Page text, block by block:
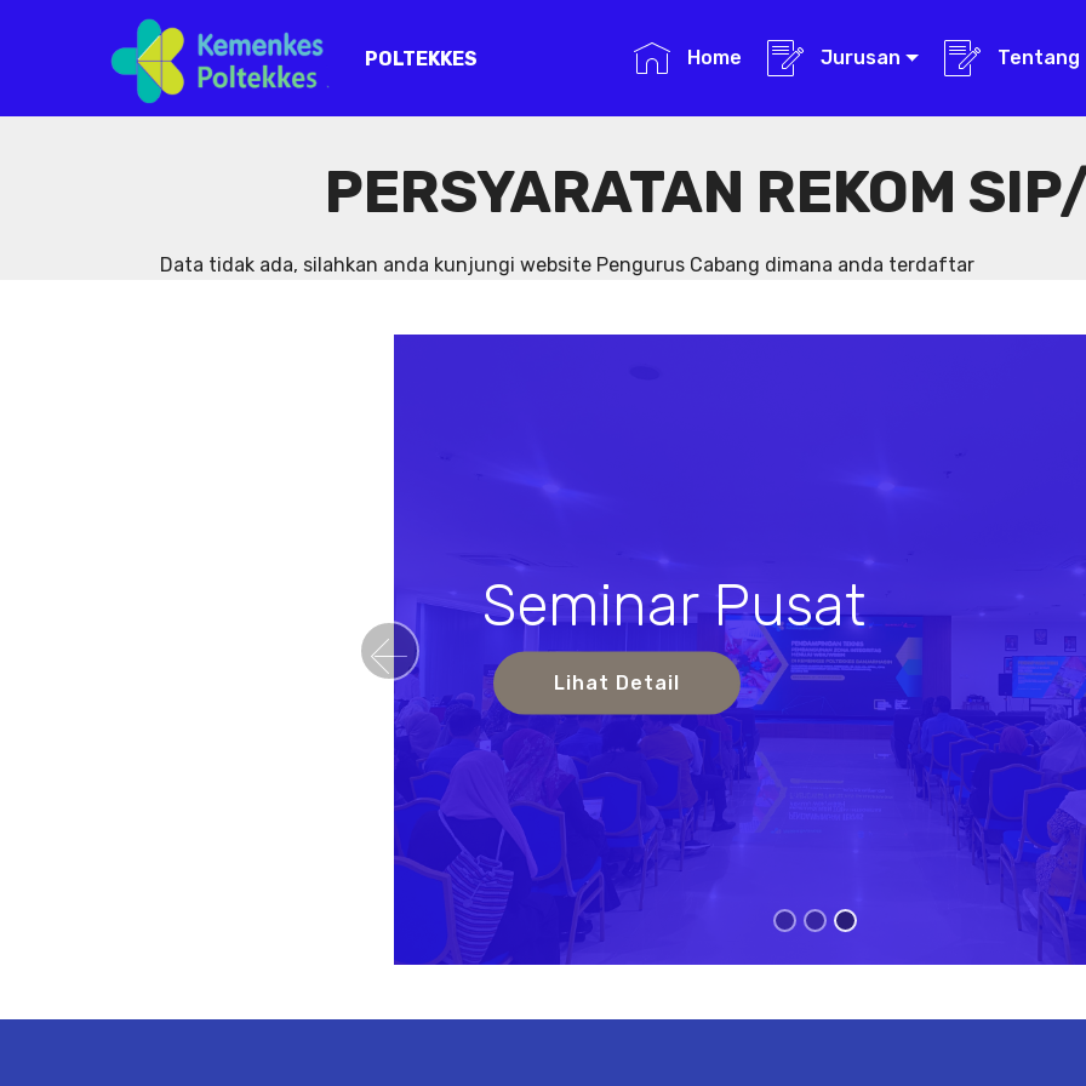
POLTEKKES Home Jurusan Tentang
PERSYARATAN REKOM
Data tidak ada, silahkan anda kunjungi website Pengurus Cabang dimana anda terdaftar
Seminar Pusat
Lihat Detail
Previous